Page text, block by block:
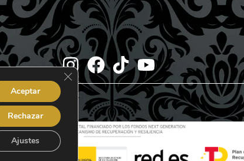
Aceptar
Rechazar
Ajustes
Cerrar el banner de cookies RGPD